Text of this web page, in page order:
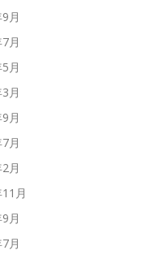
月
月
月
月
月
月
月
月
月
月